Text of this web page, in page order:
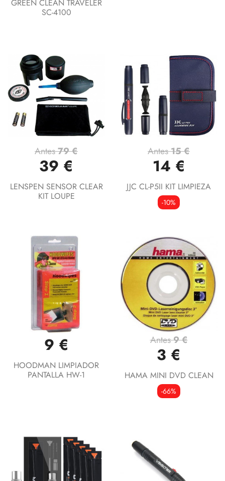
GREEN CLEAN TRAVELER
SC-4100
Antes79 €
39 €
LENSPEN SENSOR CLEAR
KIT LOUPE
Antes15 €
14 €
JJC CL-P5II KIT LIMPIEZA
-10%
9 €
HOODMAN LIMPIADOR
PANTALLA HW-1
Antes9 €
3 €
HAMA MINI DVD CLEAN
-66%